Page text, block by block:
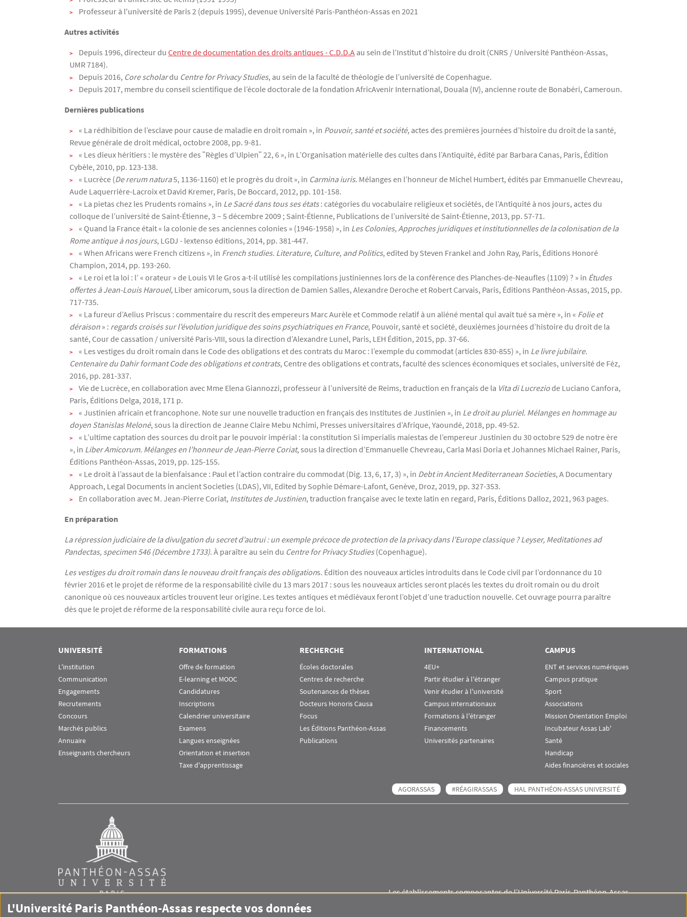
Professeur à l'université de Paris 2 (depuis 1995), devenue Université Paris-Panthéon-Assas en 2021
Autres activités
Depuis 1996, directeur du Centre de documentation des droits antiques - C.D.D.A au sein de l’Institut d’histoire du droit (CNRS / Université Panthéon-Assas,
UMR 7184).
Depuis 2016, Core scholardu Centre for Privacy Studies, au sein de la faculté de théologie de l’université de Copenhague.
Depuis 2017, membre du conseil scientifique de l’école doctorale de la fondation AfricAvenir International, Douala (IV), ancienne route de Bonabéri, Cameroun.
Dernières publications
« La rédhibition de l’esclave pour cause de maladie en droit romain », in Pouvoir, santé et société, actes des premières journées d’histoire du droit de la santé,
Revue générale de droit médical, octobre 2008, pp. 9-81.
« Les dieux héritiers : le mystère des ʺRègles d’Ulpienʺ 22, 6 », in L’Organisation matérielle des cultes dans l’Antiquité, édité par Barbara Canas, Paris, Édition
Cybèle, 2010, pp. 123-138.
« Lucrèce (De rerum natura5, 1136-1160) et le progrès du droit », in Carmina iuris. Mélanges en l’honneur de Michel Humbert, édités par Emmanuelle Chevreau,
Aude Laquerrière-Lacroix et David Kremer, Paris, De Boccard, 2012, pp. 101-158.
« La pietas chez les Prudents romains », in Le Sacré dans tous ses états: catégories du vocabulaire religieux et sociétés, de l’Antiquité à nos jours, actes du
colloque de l’université de Saint-Étienne, 3 – 5 décembre 2009 ; Saint-Étienne, Publications de l’université de Saint-Étienne, 2013, pp. 57-71.
« Quand la France était « la colonie de ses anciennes colonies » (1946-1958) », in Les Colonies, Approches juridiques et institutionnelles de la colonisation de la
Rome antique à nos jours, LGDJ - lextenso éditions, 2014, pp. 381-447.
« When Africans were French citizens », in French studies. Literature, Culture, and Politics, edited by Steven Frankel and John Ray, Paris, Éditions Honoré
Champion, 2014, pp. 193-260.
« Le roi et la loi : l’ « orateur » de Louis VI le Gros a-t-il utilisé les compilations justiniennes lors de la conférence des Planches-de-Neaufles (1109) ? » in Études
offertes à Jean-Louis Harouel, Liber amicorum, sous la direction de Damien Salles, Alexandre Deroche et Robert Carvais, Paris, Éditions Panthéon-Assas, 2015, pp.
717-735.
« La fureur d’Aelius Priscus : commentaire du rescrit des empereurs Marc Aurèle et Commode relatif à un aliéné mental qui avait tué sa mère », in « Folie et
déraison » : regards croisés sur l’évolution juridique des soins psychiatriques en France, Pouvoir, santé et société, deuxièmes journées d’histoire du droit de la
santé, Cour de cassation / université Paris-VIII, sous la direction d’Alexandre Lunel, Paris, LEH Édition, 2015, pp. 37-66.
« Les vestiges du droit romain dans le Code des obligations et des contrats du Maroc : l’exemple du commodat (articles 830-855) », in Le livre jubilaire.
Centenaire du Dahir formant Code des obligations et contrats, Centre des obligations et contrats, faculté des sciences économiques et sociales, université de Fèz,
2016, pp. 281-337.
Vie de Lucrèce, en collaboration avec Mme Elena Giannozzi, professeur à l’université de Reims, traduction en français de la Vita di Lucreziode Luciano Canfora,
Paris, Éditions Delga, 2018, 171 p.
« Justinien africain et francophone. Note sur une nouvelle traduction en français des Institutes de Justinien », in Le droit au pluriel. Mélanges en hommage au
doyen Stanislas Meloné, sous la direction de Jeanne Claire Mebu Nchimi, Presses universitaires d’Afrique, Yaoundé, 2018, pp. 49-52.
« L’ultime captation des sources du droit par le pouvoir impérial : la constitution Si imperialis maiestas de l’empereur Justinien du 30 octobre 529 de notre ère
», in Liber Amicorum. Mélanges en l’honneur de Jean-Pierre Coriat, sous la direction d’Emmanuelle Chevreau, Carla Masi Doria et Johannes Michael Rainer, Paris,
Éditions Panthéon-Assas, 2019, pp. 125-155.
« Le droit à l’assaut de la bienfaisance : Paul et l’action contraire du commodat (Dig. 13, 6, 17, 3) », in Debt in Ancient Mediterranean Societies, A Documentary
Approach, Legal Documents in ancient Societies (LDAS), VII, Edited by Sophie Démare-Lafont, Genève, Droz, 2019, pp. 327-353.
En collaboration avec M. Jean-Pierre Coriat, Institutes de Justinien, traduction française avec le texte latin en regard, Paris, Éditions Dalloz, 2021, 963 pages.
En préparation
La répression judiciaire de la divulgation du secret d’autrui : un exemple précoce de protection de la privacy dans l’Europe classique ? Leyser, Meditationes ad
Pandectas, specimen 546 (Décembre 1733). À paraître au sein du Centre for Privacy Studies(Copenhague).
Les vestiges du droit romain dans le nouveau droit français des obligations. Édition des nouveaux articles introduits dans le Code civil par l’ordonnance du 10
février 2016 et le projet de réforme de la responsabilité civile du 13 mars 2017 : sous les nouveaux articles seront placés les textes du droit romain ou du droit
canonique où ces nouveaux articles trouvent leur origine. Les textes antiques et médiévaux feront l’objet d’une traduction nouvelle. Cet ouvrage pourra paraître
dès que le projet de réforme de la responsabilité civile aura reçu force de loi.
UNIVERSITÉ
L'institution
Communication
Engagements
Recrutements
Concours
Marchés publics
Annuaire
Enseignants chercheurs
FORMATIONS
Offre de formation
E-learning et MOOC
Candidatures
Inscriptions
Calendrier universitaire
Examens
Langues enseignées
Orientation et insertion
Taxe d'apprentissage
RECHERCHE
Écoles doctorales
Centres de recherche
Soutenances de thèses
Docteurs Honoris Causa
Focus
Les Éditions Panthéon-Assas
Publications
INTERNATIONAL
4EU+
Partir étudier à l'étranger
Venir étudier à l'université
Campus internationaux
Formations à l'étranger
Financements
Universités partenaires
CAMPUS
ENT et services numériques
Campus pratique
Sport
Associations
Mission Orientation Emploi
Incubateur Assas Lab'
Santé
Handicap
Aides financières et sociales
AGORASSAS #RÉAGIRASSAS HAL PANTHÉON-ASSAS UNIVERSITÉ
Les établissements composantes de l’Université Paris-Panthéon-Assas
L'Université Paris Panthéon-Assas respecte vos données